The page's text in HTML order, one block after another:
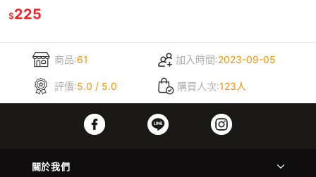
$225
商品:61 加入時間:2023-09-05
評價:5.0 / 5.0 購買人次:123人
關於我們